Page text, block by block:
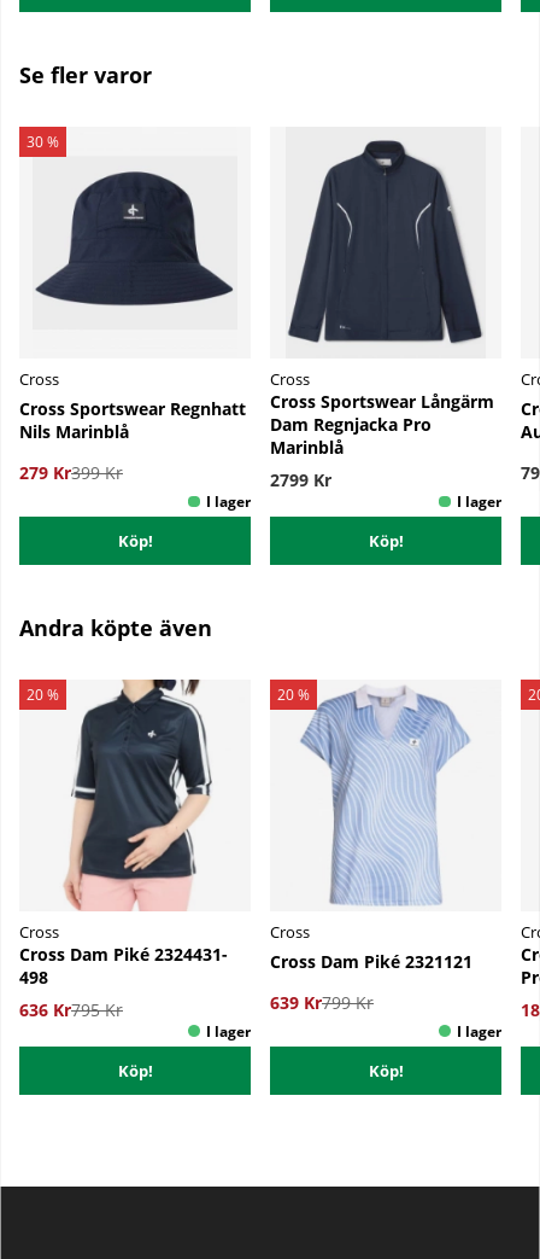
Se fler varor
30 %
Cross
Cross Sportswear Regnhatt
Nils Marinblå
279 Kr399 Kr
Köp!
Cross
Cross Sportswear Långärm
Dam Regnjacka Pro
Marinblå
2799 Kr
Köp!
Andra köpte även
20 %
Cross
Cross Dam Piké 2324431-
498
636 Kr795 Kr
Köp!
20 %
Cross
Cross Dam Piké 2321121
639 Kr799 Kr
Köp!